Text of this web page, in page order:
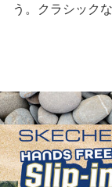
う。クラシック